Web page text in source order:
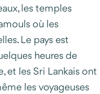
les temples
où les
Le pays est
heures de
et les Sri Lankais ont
les voyageuses